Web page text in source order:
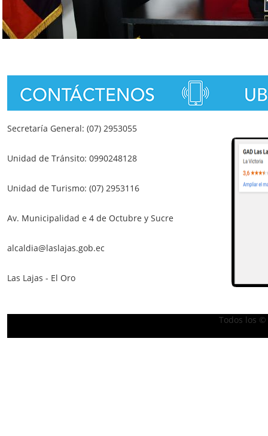
Secretaría General: (07) 2953055
Unidad de Tránsito: 0990248128
Unidad de Turismo: (07) 2953116
Av. Municipalidad e 4 de Octubre y Sucre
alcaldia@laslajas.gob.ec
Las Lajas - El Oro
Todos los ©